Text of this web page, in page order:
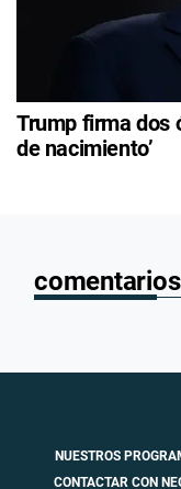
Trump firma dos
de nacimiento’
comentarios
NUESTROS
CONTACTAR CON